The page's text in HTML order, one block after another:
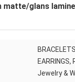
matte/glans
Jewelry &